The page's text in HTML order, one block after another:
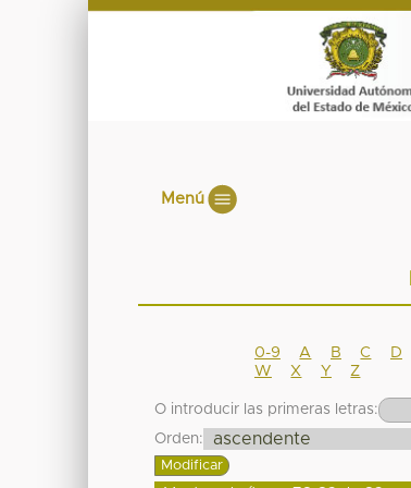
Menú
0-9 A B C D
W
X Y Z
O introducir las primeras letras:
Orden: